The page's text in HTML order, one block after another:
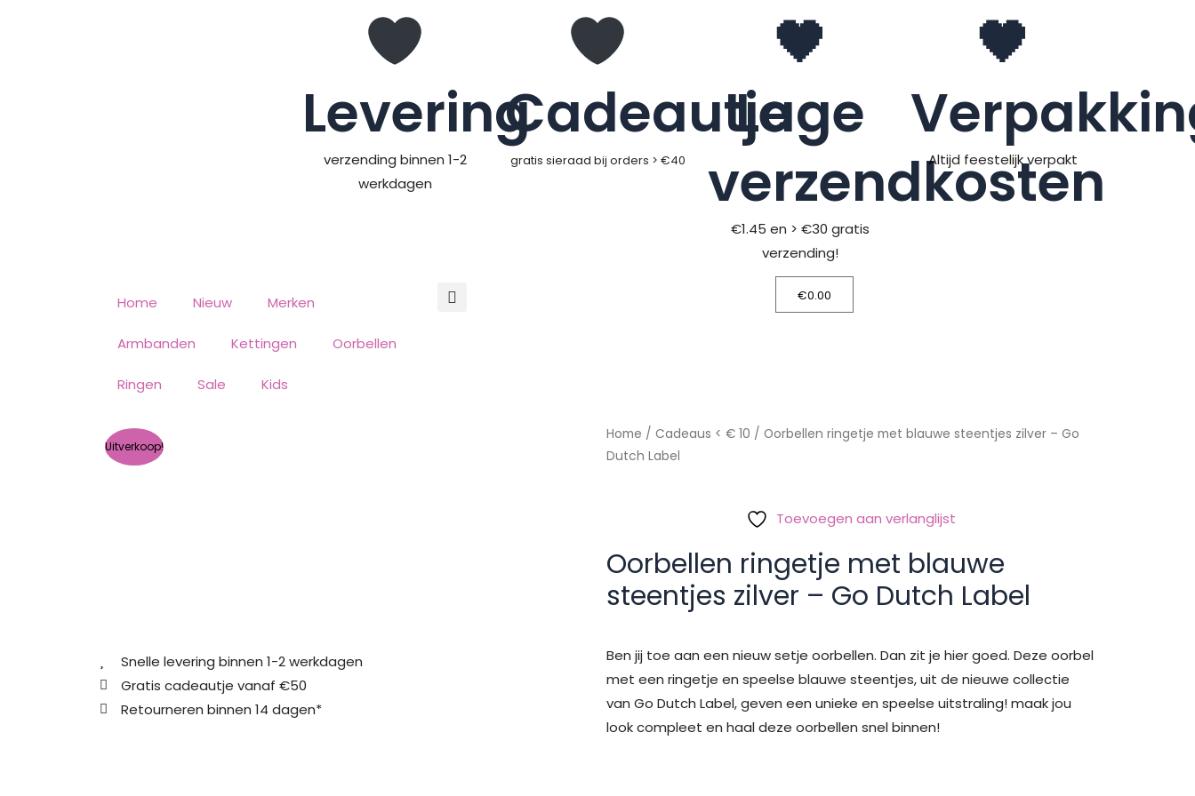
Levering
verzending binnen 1-2
werkdagen
Cadeautje
gratis sieraad bij orders > €40
🖤
Lage
verzendkosten
€1.45 en > €30 gratis
verzending!
🖤
Altijd feestelijk verpakt
Home Nieuw Merken
Armbanden Kettingen Oorbellen
Ringen Sale Kids
€0.00Winkelwagen
Uitverkoop!
Snelle levering binnen 1-2 werkdagen
Gratis cadeautje vanaf €50
Retourneren binnen 14 dagen*
Home / Cadeaus < € 10 / Oorbellen ringetje met blauwe steentjes zilver – Go
Dutch Label
Toevoegen aan verlanglijst
Oorbellen ringetje met blauwe
steentjes zilver – Go Dutch Label
Ben jij toe aan een nieuw setje oorbellen. Dan zit je hier goed. Deze oorbel
met een ringetje en speelse blauwe steentjes, uit de nieuwe collectie
van Go Dutch Label, geven een unieke en speelse uitstraling! maak jou
look compleet en haal deze oorbellen snel binnen!